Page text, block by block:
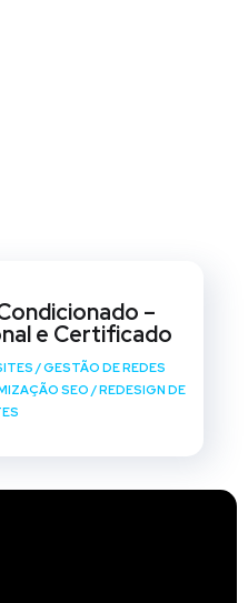
–
e Certificado
/GESTÃO DE REDES
SEO /REDESIGN DE